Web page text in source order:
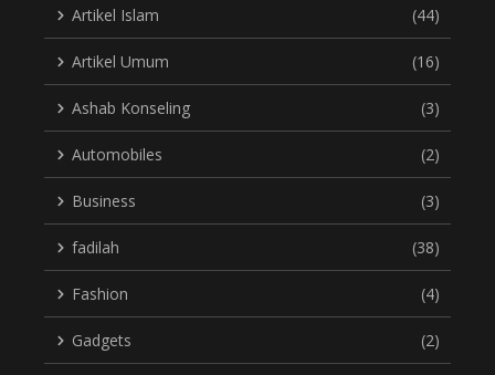
Artikel Islam (44)
Artikel Umum (16)
Ashab Konseling (3)
Automobiles (2)
Business (3)
fadilah (38)
Fashion (4)
Gadgets (2)